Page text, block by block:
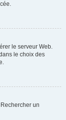
le serveur Web.
le choix des
un